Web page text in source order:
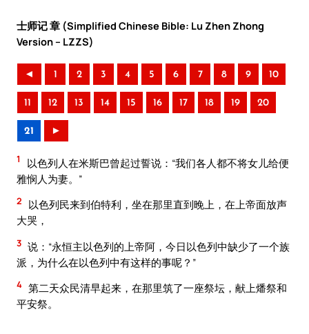
士师记 章 (Simplified Chinese Bible: Lu Zhen Zhong
Version – LZZS)
◄ 1 2 3 4 5 6 7 8 9 10
11 12 13 14 15 16 17 18 19 20
21 ►
1
以色列人在米斯巴曾起过誓说：“我们各人都不将女儿给便
雅悯人为妻。”
2
以色列民来到伯特利，坐在那里直到晚上，在上帝面放声
大哭，
3 说：“永恒主以色列的上帝阿，今日以色列中缺少了一个族
派，为什么在以色列中有这样的事呢？”
4 第二天众民清早起来，在那里筑了一座祭坛，献上燔祭和
平安祭。